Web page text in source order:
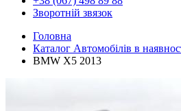
Зворотній звязок
Головна
Каталог Автомобілів в
BMW X5 2013